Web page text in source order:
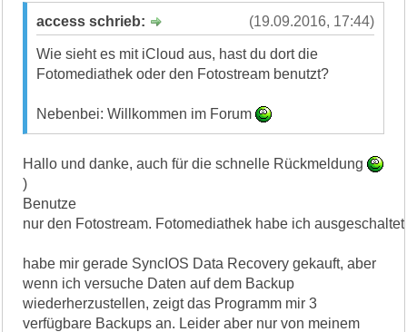
(19.09.2016, 17:44)
access schrieb:
Wie sieht es mit iCloud aus, hast du dort die
Fotomediathek oder den Fotostream benutzt?
Nebenbei: Willkommen im Forum
Hallo und danke, auch für die schnelle Rückmeldung
)
Benutze
nur den Fotostream. Fotomediathek habe ich
habe mir gerade SyncIOS Data Recovery gekauft, aber
wenn ich versuche Daten auf dem Backup
wiederherzustellen, zeigt das Programm mir 3
verfügbare Backups an. Leider aber nur von meinem